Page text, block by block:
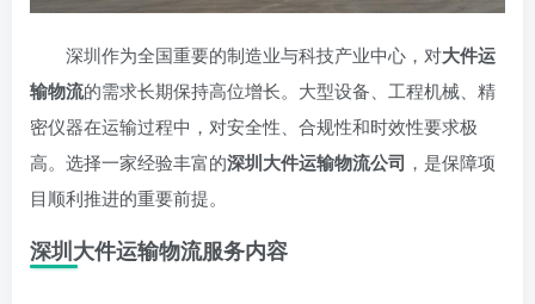
深圳作为全国重要的制造业与科技产业中心，对大件运
输物流的需求长期保持高位增长。大型设备、工程机械、精
密仪器在运输过程中，对安全性、合规性和时效性要求极
高。选择一家经验丰富的深圳大件运输物流公司 ，是保障项
目顺利推进的重要前提。
深圳大件运输物流服务内容